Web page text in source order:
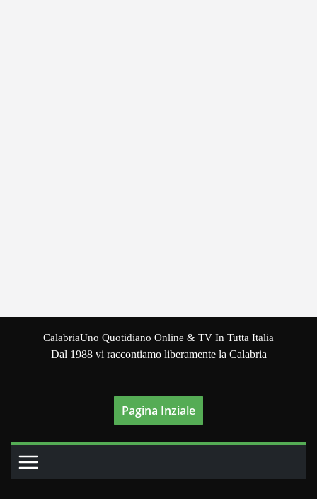
CalabriaUno Quotidiano Online & TV In Tutta Italia
Dal 1988 vi raccontiamo liberamente la Calabria
Pagina Inziale